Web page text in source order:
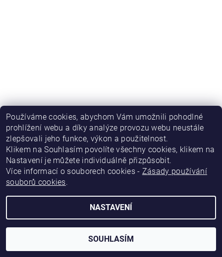
Obchodní podmínky | Podmínky ochrany osobních údajů
Napište nám | Katalog firem Inform.cz
2026 © eshop.inform.cz, všechna práva vyhrazena
Vytvořil Shoptet
Používáme cookies, abychom Vám umožnili pohodlné
prohlížení webu a díky analýze provozu webu neustále
zlepšovali jeho funkce, výkon a použitelnost.
Klikem na Souhlasím povolíte všechny cookies, klikem na
Nastavení je můžete individuálně přizpůsobit.
Více informací o souborech cookies - Zásady používání
souborů cookies.
NASTAVENÍ
SOUHLASÍM